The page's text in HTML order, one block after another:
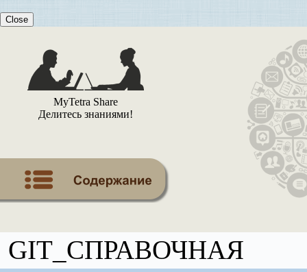
Close
MyTetra Share
Делитесь знаниями!
GIT_СПРАВОЧНАЯ